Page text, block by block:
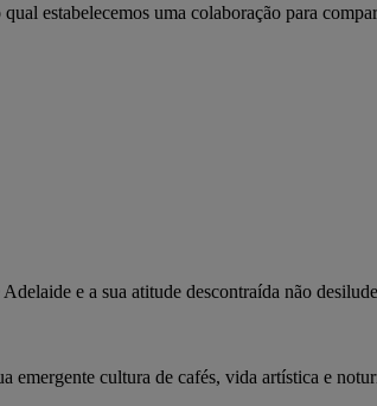
estabelecemos uma colaboração para
e a sua atitude descontraída não
emergente cultura de cafés, vida artística e